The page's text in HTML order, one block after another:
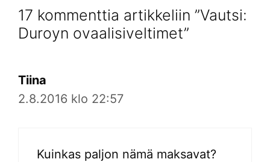
17 kommenttia artikkeliin ”Vautsi:
Duroyn ovaalisiveltimet”
Tiina
2.8.2016 klo 22:57
Kuinkas paljon nämä maksavat?